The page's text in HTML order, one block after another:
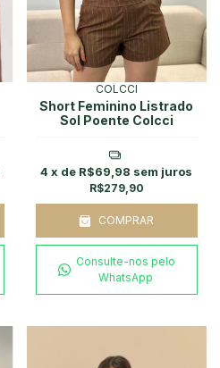
COLCCI
Short Feminino Listrado
Sol Poente Colcci
R$279,90
4 x de R$69,98 sem juros
COMPRAR
Consulte-nos pelo
WhatsApp